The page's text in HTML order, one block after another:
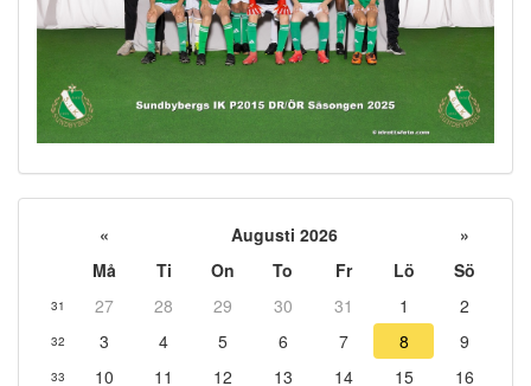
« Augusti 2026
»
Må
Ti On To Fr Lö Sö
31 27 28 29 30 31 1 2
32 3 4 5 6 7 8 9
33 10 11 12 13 14 15 16